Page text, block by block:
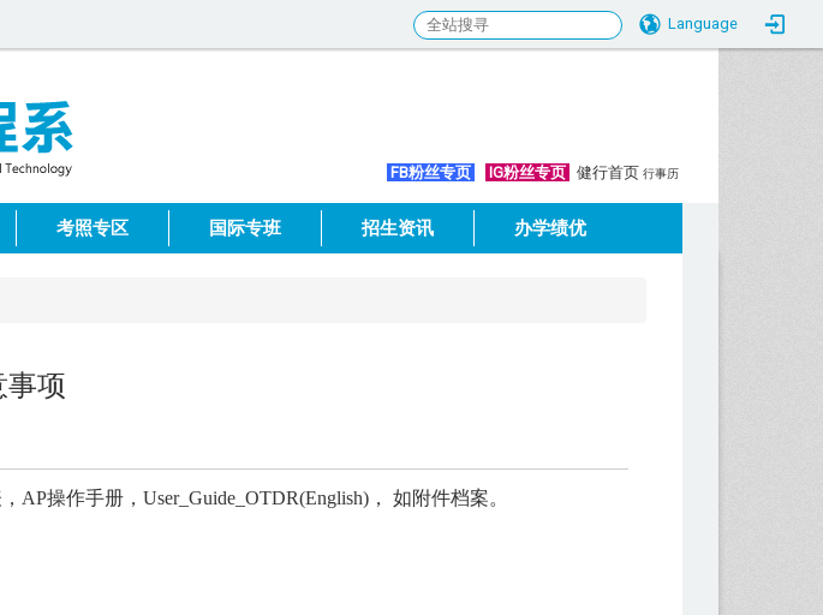
Language
FB粉丝专页 IG粉丝专页 健行首页 行事历
考照专区 国际专班 招生资讯 办学绩优
事项
操作手册，User_Guide_OTDR(English)， 如附件档案。